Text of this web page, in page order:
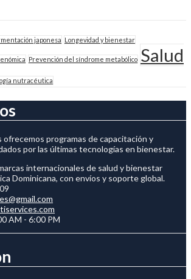
japonesa Longevidad y bienestar
Prevención del síndrome metabólico Salud
nutracéutica
ofrecemos programas de capacitación y
por las últimas tecnologías en bienestar.
internacionales de salud y bienestar
Dominicana, con envíos y soporte global.
AM - 6:00 PM